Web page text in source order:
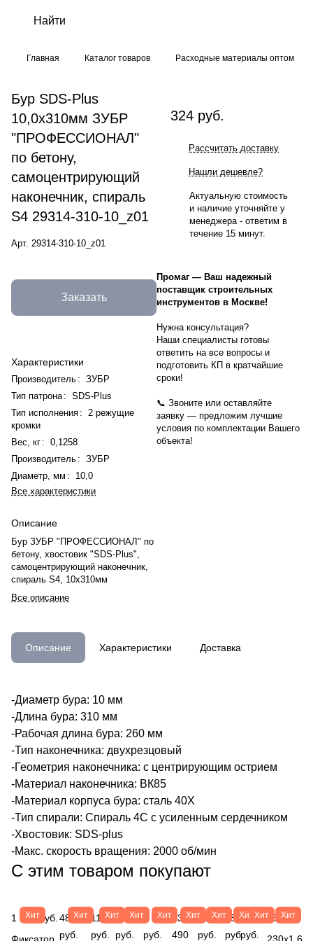
Главная Каталог товаров Расходные материалы оптом
Бур SDS-Plus
10,0х310мм ЗУБР
"ПРОФЕССИОНАЛ"
по бетону,
самоцентрирующий
наконечник, спираль
S4 29314-310-10_z01
Арт. 29314-310-10_z01
Заказать
Характеристики
Производитель : ЗУБР
Тип патрона : SDS-Plus
Тип исполнения :
2 режущие
кромки
Вес, кг : 0,1258
Производитель : ЗУБР
Диаметр, мм :
10,0
Все характеристики
Описание
Бур ЗУБР "ПРОФЕССИОНАЛ" по
бетону, хвостовик "SDS-Plus",
самоцентрирующий наконечник,
спираль S4, 10x310мм
Все описание
324 руб.
Рассчитать доставку
Нашли дешевле?
Актуальную стоимость
и наличие уточняйте у
менеджера - ответим в
течение 15 минут.
Промаг — Ваш надежный
поставщик строительных
инструментов в Москве!
Нужна консультация?
Наши специалисты готовы
ответить на все вопросы и
подготовить КП в кратчайшие
сроки!
📞 Звоните или оставляйте
заявку — предложим лучшие
условия по комплектации Вашего
объекта!
Описание Характеристики Доставка
-Диаметр бура: 10 мм
-Длина бура: 310 мм
-Рабочая длина бура: 260 мм
-Тип наконечника: двухрезцовый
-Геометрия наконечника: с центрирующим острием
-Материал наконечника: ВК85
-Материал корпуса бура: сталь 40Х
-Тип спирали: Спираль 4С с усиленным сердечником
-Хвостовик: SDS-plus
-Макс. скорость вращения: 2000 об/мин
С этим товаром покупают
Хит
1 413 руб.
Хит
482
руб.
Хит
115
руб.
Хит
27
руб.
Хит
1 469
руб.
Хит
33
490
Хит
189
руб.
Хит
183
руб.
Хит
497
руб.
Хит
56 руб.